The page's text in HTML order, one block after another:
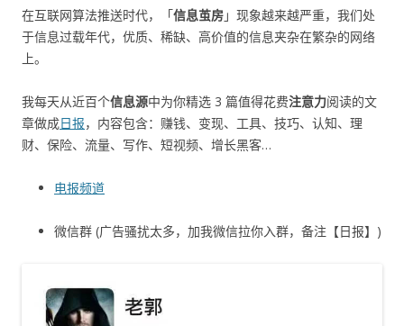
在互联网算法推送时代，「信息茧房」现象越来越严重，我们处
于信息过载年代，优质、稀缺、高价值的信息夹杂在繁杂的网络
上。
我每天从近百个信息源中为你精选 3 篇值得花费注意力阅读的文
章做成日报，内容包含：赚钱、变现、工具、技巧、认知、理
财、保险、流量、写作、短视频、增长黑客…
电报频道
微信群 (广告骚扰太多，加我微信拉你入群，备注【日报】)